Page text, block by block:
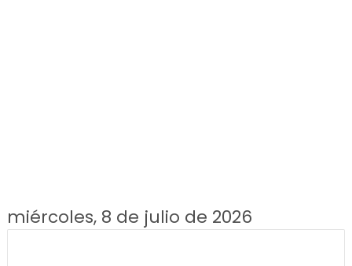
miércoles, 8 de julio de 2026